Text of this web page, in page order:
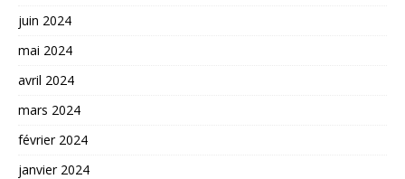
juin 2024
mai 2024
avril 2024
mars 2024
février 2024
janvier 2024